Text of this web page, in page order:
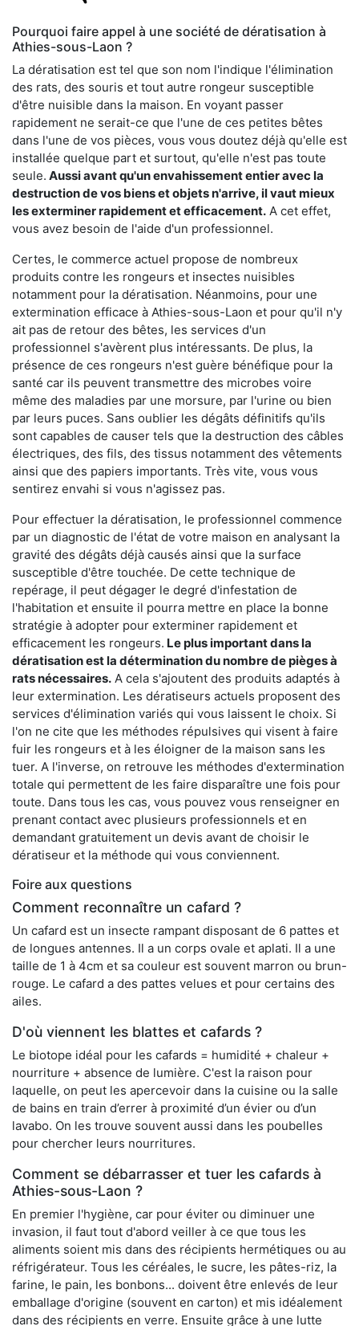
Pourquoi faire appel à une société de dératisation à
Athies-sous-Laon ?
La dératisation est tel que son nom l'indique l'élimination
des rats, des souris et tout autre rongeur susceptible
d'être nuisible dans la maison. En voyant passer
rapidement ne serait-ce que l'une de ces petites bêtes
dans l'une de vos pièces, vous vous doutez déjà qu'elle est
installée quelque part et surtout, qu'elle n'est pas toute
seule. Aussi avant qu'un envahissement entier avec la
destruction de vos biens et objets n'arrive, il vaut mieux
les exterminer rapidement et efficacement. A cet effet,
vous avez besoin de l'aide d'un professionnel.
Certes, le commerce actuel propose de nombreux
produits contre les rongeurs et insectes nuisibles
notamment pour la dératisation. Néanmoins, pour une
extermination efficace à Athies-sous-Laon et pour qu'il n'y
ait pas de retour des bêtes, les services d'un
professionnel s'avèrent plus intéressants. De plus, la
présence de ces rongeurs n'est guère bénéfique pour la
santé car ils peuvent transmettre des microbes voire
même des maladies par une morsure, par l'urine ou bien
par leurs puces. Sans oublier les dégâts définitifs qu'ils
sont capables de causer tels que la destruction des câbles
électriques, des fils, des tissus notamment des vêtements
ainsi que des papiers importants. Très vite, vous vous
sentirez envahi si vous n'agissez pas.
Pour effectuer la dératisation, le professionnel commence
par un diagnostic de l'état de votre maison en analysant la
gravité des dégâts déjà causés ainsi que la surface
susceptible d'être touchée. De cette technique de
repérage, il peut dégager le degré d'infestation de
l'habitation et ensuite il pourra mettre en place la bonne
stratégie à adopter pour exterminer rapidement et
efficacement les rongeurs. Le plus important dans la
dératisation est la détermination du nombre de pièges à
rats nécessaires. A cela s'ajoutent des produits adaptés à
leur extermination. Les dératiseurs actuels proposent des
services d'élimination variés qui vous laissent le choix. Si
l'on ne cite que les méthodes répulsives qui visent à faire
fuir les rongeurs et à les éloigner de la maison sans les
tuer. A l'inverse, on retrouve les méthodes d'extermination
totale qui permettent de les faire disparaître une fois pour
toute. Dans tous les cas, vous pouvez vous renseigner en
prenant contact avec plusieurs professionnels et en
demandant gratuitement un devis avant de choisir le
dératiseur et la méthode qui vous conviennent.
Foire aux questions
Comment reconnaître un cafard ?
Un cafard est un insecte rampant disposant de 6 pattes et
de longues antennes. Il a un corps ovale et aplati. Il a une
taille de 1 à 4cm et sa couleur est souvent marron ou brun-
rouge. Le cafard a des pattes velues et pour certains des
ailes.
D'où viennent les blattes et cafards ?
Le biotope idéal pour les cafards = humidité + chaleur +
nourriture + absence de lumière. C'est la raison pour
laquelle, on peut les apercevoir dans la cuisine ou la salle
de bains en train d’errer à proximité d’un évier ou d’un
lavabo. On les trouve souvent aussi dans les poubelles
pour chercher leurs nourritures.
Comment se débarrasser et tuer les cafards à
Athies-sous-Laon ?
En premier l'hygiène, car pour éviter ou diminuer une
invasion, il faut tout d'abord veiller à ce que tous les
aliments soient mis dans des récipients hermétiques ou au
réfrigérateur. Tous les céréales, le sucre, les pâtes-riz, la
farine, le pain, les bonbons... doivent être enlevés de leur
emballage d'origine (souvent en carton) et mis idéalement
dans des récipients en verre. Ensuite grâce à une lutte